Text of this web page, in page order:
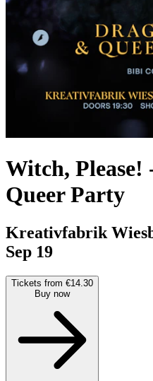
Witch, Please!
Queer Party
Kreativfabrik
Sep 19
Tickets from €14.30
Buy now